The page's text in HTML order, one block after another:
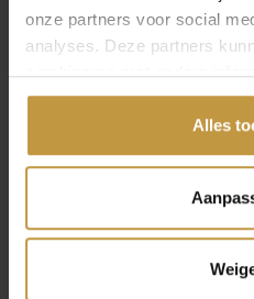
onze partners voor social
analyses. Deze partners
combineren met andere
gedeeld of die ze hebben
Alles